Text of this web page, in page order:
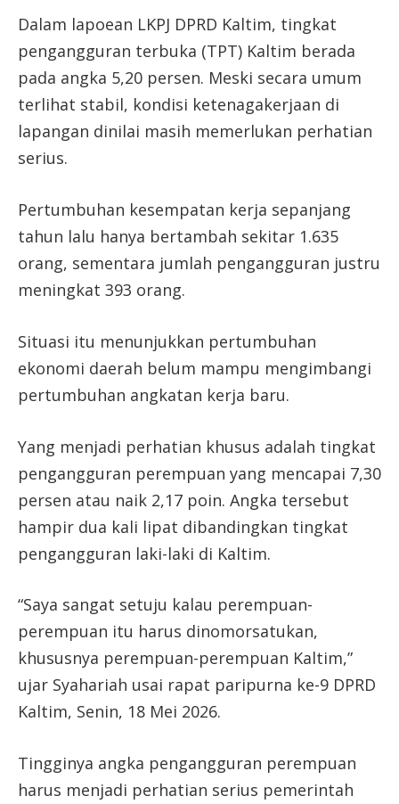
Dalam lapoean LKPJ DPRD Kaltim, tingkat
pengangguran terbuka (TPT) Kaltim berada
pada angka 5,20 persen. Meski secara umum
terlihat stabil, kondisi ketenagakerjaan di
lapangan dinilai masih memerlukan perhatian
serius.
Pertumbuhan kesempatan kerja sepanjang
tahun lalu hanya bertambah sekitar 1.635
orang, sementara jumlah pengangguran justru
meningkat 393 orang.
Situasi itu menunjukkan pertumbuhan
ekonomi daerah belum mampu mengimbangi
pertumbuhan angkatan kerja baru.
Yang menjadi perhatian khusus adalah tingkat
pengangguran perempuan yang mencapai 7,30
persen atau naik 2,17 poin. Angka tersebut
hampir dua kali lipat dibandingkan tingkat
pengangguran laki-laki di Kaltim.
“Saya sangat setuju kalau perempuan-
perempuan itu harus dinomorsatukan,
khususnya perempuan-perempuan Kaltim,”
ujar Syahariah usai rapat paripurna ke-9 DPRD
Kaltim, Senin, 18 Mei 2026.
Tingginya angka pengangguran perempuan
harus menjadi perhatian serius pemerintah